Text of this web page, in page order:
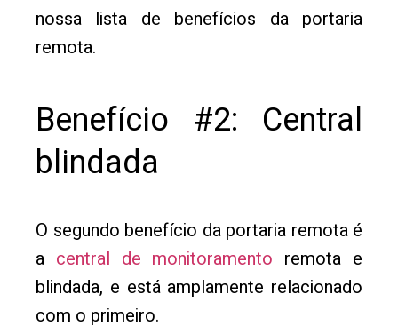
nossa lista de benefícios da portaria
remota.
Benefício #2: Central
blindada
O segundo benefício da portaria remota é
a central de monitoramento remota e
blindada, e está amplamente relacionado
com o primeiro.